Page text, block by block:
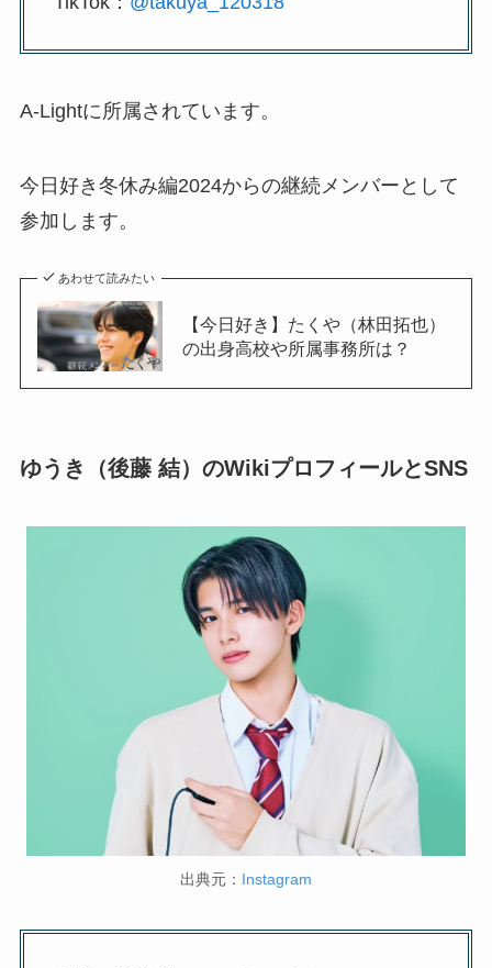
A-Lightに所属されています。
今日好き冬休み編2024からの継続メンバーとして
参加します。
あわせて読みたい
【今日好き】たくや（林田拓也）
の出身高校や所属事務所は？
ゆうき（後藤 結）のWikiプロフィールとSNS
出典元： Instagram